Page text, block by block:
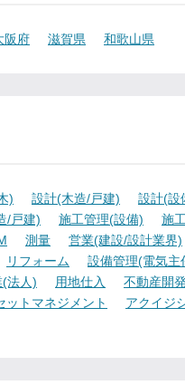
阪府 滋賀県 和歌山県
) 設計(木造/戸建) 設計(設
/戸建) 施工管理(設備) 施
測量 営業(建設/設計業界)
リフォーム 設備管理(電気主
法人) 用地仕入 不動産開発
ットマネジメント
アクイジ